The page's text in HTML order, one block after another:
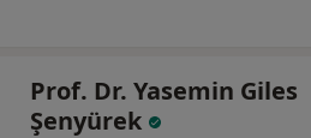
Prof. Dr. Yasemin Giles
Şenyürek